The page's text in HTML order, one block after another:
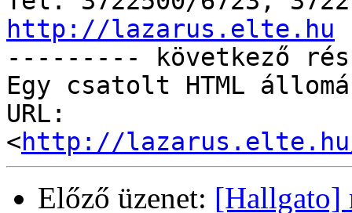
http://lazarus.elte.hu
--------- következő
Egy csatolt HTML
URL:
<http://lazarus.elte.hu/
Előző üzenet: [Hallgato]